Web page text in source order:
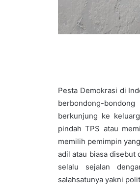
Pesta Demokrasi di
berbondong-
berkunjung ke
pindah TPS atau
memilih pemimpin
adil atau biasa disebut
selalu sejalan
salahsatunya yakni